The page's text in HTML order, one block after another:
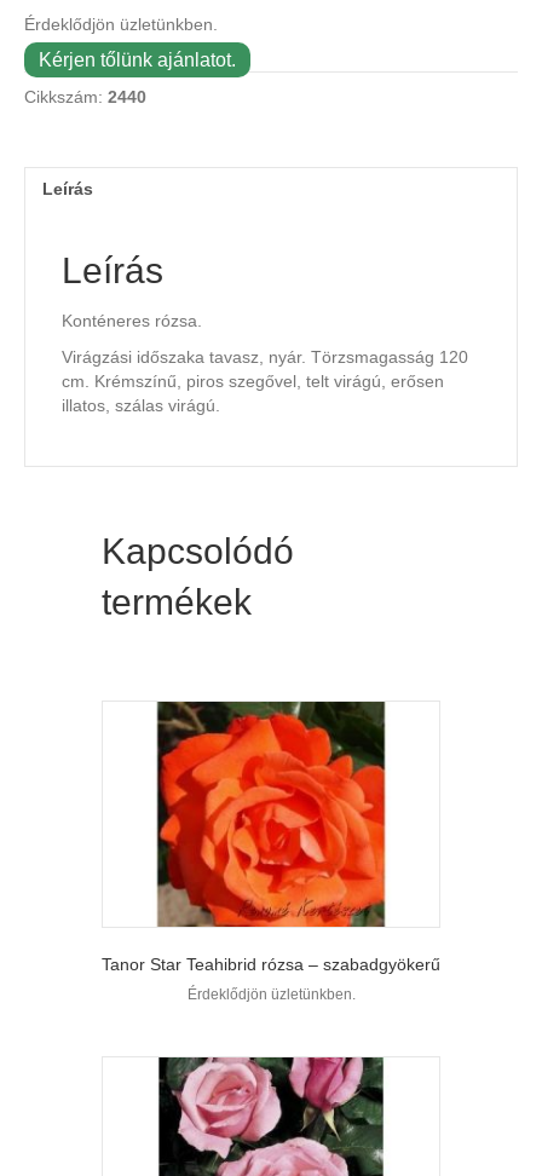
Érdeklődjön üzletünkben.
Kérjen tőlünk ajánlatot.
Cikkszám: 2440
Leírás
Leírás
Konténeres rózsa.
Virágzási időszaka tavasz, nyár. Törzsmagasság 120
cm. Krémszínű, piros szegővel, telt virágú, erősen
illatos, szálas virágú.
Kapcsolódó
termékek
Tanor Star Teahibrid rózsa – szabadgyökerű
Érdeklődjön üzletünkben.